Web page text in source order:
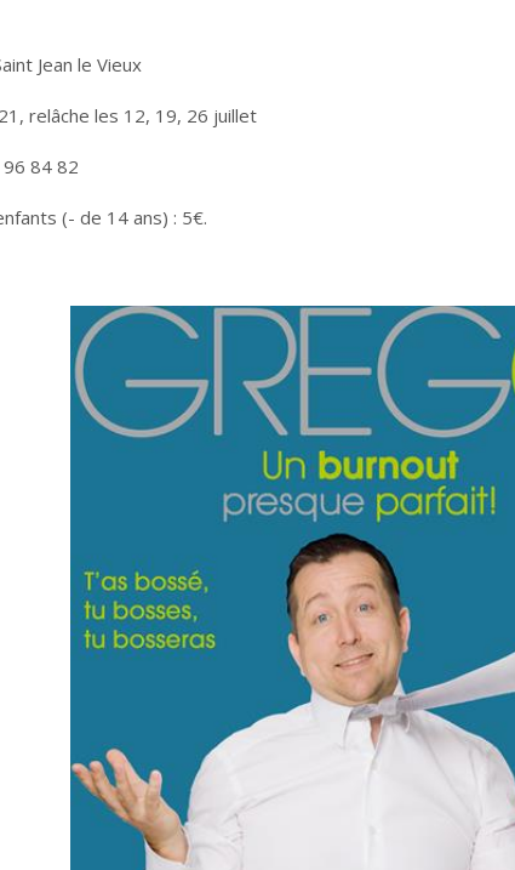
Jean le Vieux
relâche les 12, 19, 26 juillet
84 82
(- de 14 ans) : 5€.